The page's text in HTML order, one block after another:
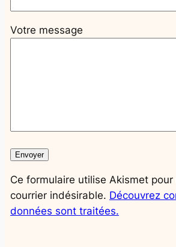
Votre message
Ce formulaire utilise Akismet pour
courrier indésirable. Découvrez
données sont traitées.